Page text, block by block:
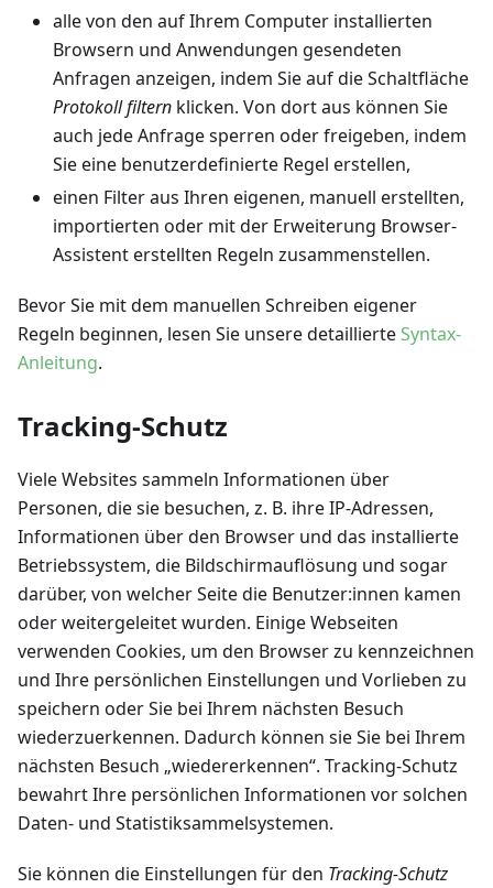
alle von den auf Ihrem Computer installierten
Browsern und Anwendungen gesendeten
Anfragen anzeigen, indem Sie auf die Schaltfläche
Protokoll filtern klicken. Von dort aus können Sie
auch jede Anfrage sperren oder freigeben, indem
Sie eine benutzerdefinierte Regel erstellen,
einen Filter aus Ihren eigenen, manuell erstellten,
importierten oder mit der Erweiterung Browser-
Assistent erstellten Regeln zusammenstellen.
Bevor Sie mit dem manuellen Schreiben eigener
Regeln beginnen, lesen Sie unsere detaillierteSyntax-
Anleitung.
Tracking-Schutz
Viele Websites sammeln Informationen über
Personen, die sie besuchen, z. B. ihre IP-Adressen,
Informationen über den Browser und das installierte
Betriebssystem, die Bildschirmauflösung und sogar
darüber, von welcher Seite die Benutzer:innen kamen
oder weitergeleitet wurden. Einige Webseiten
verwenden Cookies, um den Browser zu kennzeichnen
und Ihre persönlichen Einstellungen und Vorlieben zu
speichern oder Sie bei Ihrem nächsten Besuch
wiederzuerkennen. Dadurch können sie Sie bei Ihrem
nächsten Besuch „wiedererkennen“. Tracking-Schutz
bewahrt Ihre persönlichen Informationen vor solchen
Daten- und Statistiksammelsystemen.
Sie können die Einstellungen für den Tracking-Schutz